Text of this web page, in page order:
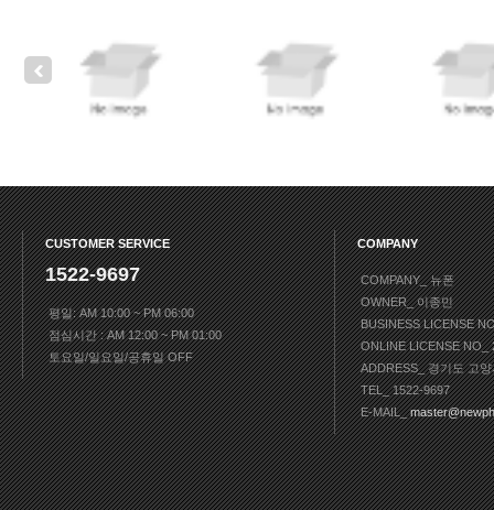
CUSTOMER SERVICE
1522-9697
평일: AM 10:00 ~ PM 06:00
점심시간 : AM 12:00 ~ PM 01:00
토요일/일요일/공휴일 OFF
COMPANY
COMPANY_ 뉴폰
OWNER_ 이종민
BUSINESS LICENSE
ONLINE LICENSE NO_
ADDRESS_ 경기도 고
TEL_ 1522-9697
E-MAIL_